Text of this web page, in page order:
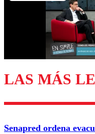
LAS MÁS
Senapred ordena